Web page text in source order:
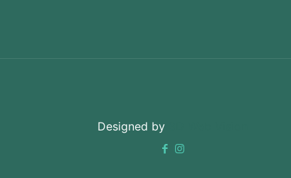
Designed by